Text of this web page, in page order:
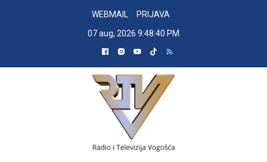
WEBMAIL
PRIJAVA
07 aug, 2026 9:48:41 PM